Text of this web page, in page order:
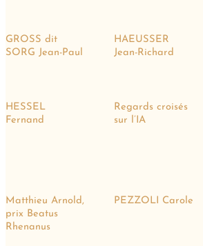
GROSS dit
SORG Jean-Paul
HAEUSSER
Jean-Richard
HESSEL
Fernand
Regards croisés
sur l’IA
Matthieu Arnold,
prix Beatus
Rhenanus
PEZZOLI Carole